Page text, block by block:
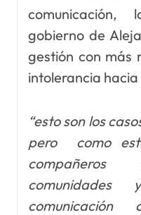
gobierno de
gestión con más
intolerancia
“esto son los
pero como
comunicación